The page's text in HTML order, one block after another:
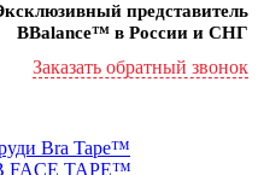
представитель
BBalance™ в России и СНГ
Заказать обратный звонок
Bra Tape™
FACE TAPE™